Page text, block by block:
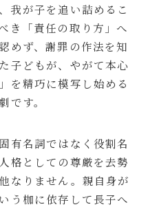
我が子を追い詰めるこ
き「責任の取り方」へ
めず、謝罪の作法を知
子どもが、やがて本心
を精巧に模写し始める
です。
有名詞ではなく役割名
格としての尊厳を去勢
なりません。親自身が
う枷に依存して長子へ